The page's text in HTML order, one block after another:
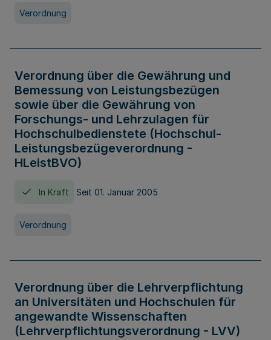
Verordnung
Verordnung über die Gewährung und
Bemessung von Leistungsbezügen
sowie über die Gewährung von
Forschungs- und Lehrzulagen für
Hochschulbedienstete (Hochschul-
Leistungsbezügeverordnung -
HLeistBVO)
In Kraft Seit 01. Januar 2005
Verordnung
Verordnung über die Lehrverpflichtung
an Universitäten und Hochschulen für
angewandte Wissenschaften
(Lehrverpflichtungsverordnung - LVV)